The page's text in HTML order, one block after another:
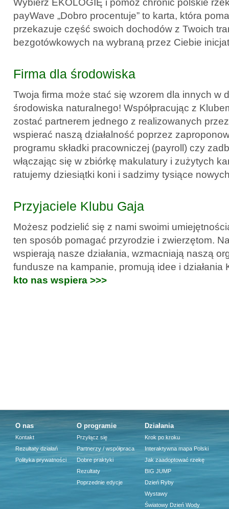
payWave „Dobro procentuje” to karta, która
przekazuje część swoich dochodów z Twoich
bezgotówkowych na wybraną przez Ciebie
Firma dla środowiska
Twoja firma może stać się wzorem dla innych w
środowiska naturalnego! Współpracując z
zostać partnerem jednego z realizowanych
wspierać naszą działalność poprzez
programu składki pracowniczej (payroll) czy
włączając się w zbiórkę makulatury i zużytych
ratujemy dziesiątki koni i sadzimy tysiące
Przyjaciele Klubu Gaja
Możesz podzielić się z nami swoimi
ten sposób pomagać przyrodzie i zwierzętom.
wspierają nasze działania, wzmacniają naszą
fundusze na kampanie, promują idee i działania
kto nas wspiera >>>
O nas
Kontakt
Rezultaty działań
Polityka prywatności
O programie
Przyłącz się
Partnerzy / współpraca
Dobre praktyki
Rezultaty
Poprzednie edycje
Działania
Krok po kroku
Interaktywna mapa Polski
Jak zaadoptować rzekę
BIG JUMP
Dzień Ryby
Wystawy
Światowy Dzień Wody